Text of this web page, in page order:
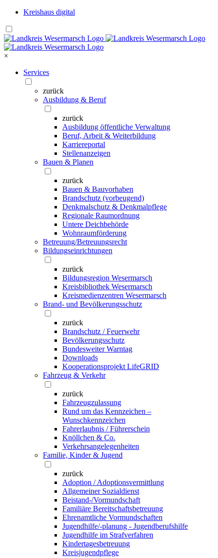
Kreishaus digital
×
Services
zurück
Ausbildung & Beruf
zurück
Ausbildung öffentliche Verwaltung
Beruf, Arbeit & Weiterbildung
Karriereportal
Stellenanzeigen
Bauen & Planen
zurück
Bauen & Bauvorhaben
Brandschutz (vorbeugend)
Denkmalschutz & Denkmalpflege
Regionale Raumordnung
Untere Deichbehörde
Wohnraumförderung
Betreuung/Betreuungsrecht
Bildungseinrichtungen
zurück
Bildungsregion Wesermarsch
Kreisbibliothek Wesermarsch
Kreismedienzentren Wesermarsch
Brand- und Bevölkerungsschutz
zurück
Brandschutz / Feuerwehr
Bevölkerungsschutz
Bundesweiter Warntag
Downloads
Kooperationsprojekt LifeGRID
Fahrzeug & Verkehr
zurück
Fahrzeugzulassung
Rund um das Kennzeichen –
Wunschkennzeichen
Fahrerlaubnis / Führerschein
Knöllchen & Co.
Verkehrsangelegenheiten
Familie, Kinder & Jugend
zurück
Adoption / Adoptionsvermittlung
Allgemeiner Sozialdienst
Beistand-/Vormundschaft
Familiäre Bereitschaftsbetreuung
Ehrenamtliche Vormundschaften
Jugendhilfe/-planung - Jugendberufshilfe
Jugendhilfe im Strafverfahren
Kindertagesbetreuung
Kreisjugendpflege